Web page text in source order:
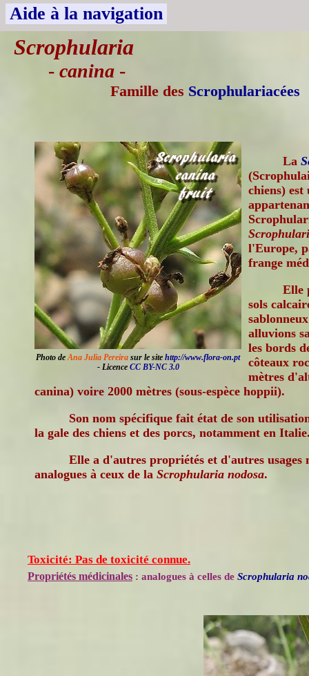
Aide à la navigation
Scrophularia
- canina -
Famille des Scrophulariacées
Photo deAna Julia Pereira sur le site http://www.flora-on.pt
- Licence CC BY-NC 3.0
La
chiens) est
l'Europe,
frange
Elle
sols
alluvions
les bords
côteaux
mètres
canina) voire 2000 mètres (sous-espèce hoppii).
Son nom spécifique fait état de son
la gale des chiens et des porcs, notamment en
Elle a d'autres propriétés et d'autres usages
analogues à ceux de la Scrophularia nodosa.
Toxicité: Pas de toxicité connue.
Propriétés médicinales : analogues à celles de Scrophularia